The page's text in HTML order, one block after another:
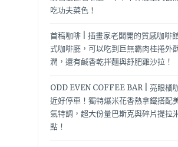
吃功夫菜色！
首稿咖啡 | 插畫家老闆開的質感咖啡
式咖啡廳，可以吃到巨無霸肉桂捲外
潤，還有鹹香乾拌麵與舒肥雞沙拉！
ODD EVEN COFFEE BAR | 亮眼橘
近好停車！獨特爆米花香熱拿鐵搭配
氣特調，超大份量巴斯克與碎片提拉
點！